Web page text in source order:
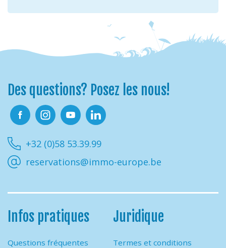
Des questions? Posez les nous!
+32 (0)58 53.39.99
reservations@immo-europe.be
Infos pratiques
Questions fréquentes
Juridique
Termes et conditions